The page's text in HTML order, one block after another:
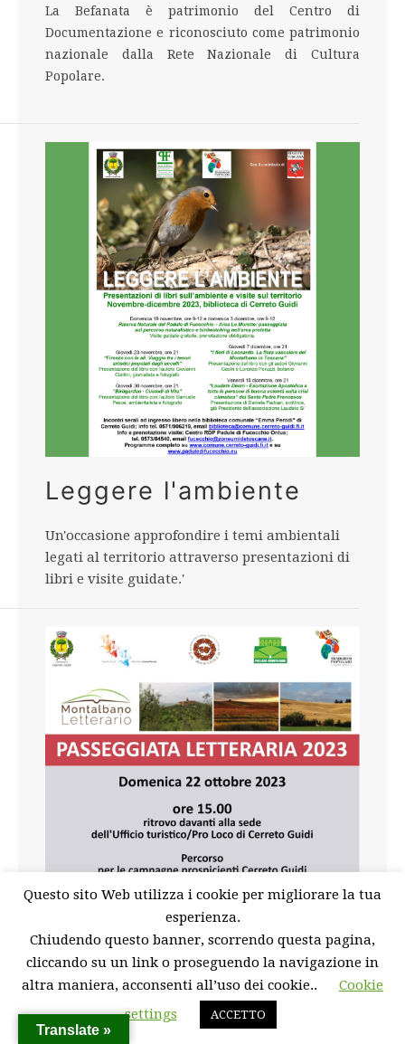
La Befanata è patrimonio del Centro di
Documentazione e riconosciuto come patrimonio
nazionale dalla Rete Nazionale di Cultura
Popolare.
Leggere l'ambiente
Un'occasione approfondire i temi ambientali
legati al territorio attraverso presentazioni di
libri e visite guidate.'
Questo sito Web utilizza i cookie per migliorare la tua
esperienza.
Chiudendo questo banner, scorrendo questa pagina,
cliccando su un link o proseguendo la navigazione in
altra maniera, acconsenti all’uso dei cookie..
Cookie
settings
ACCETTO
Translate »